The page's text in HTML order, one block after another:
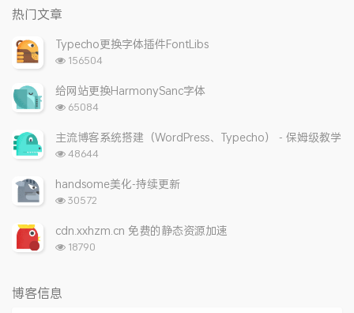
门
文
章
论
热门文章
Typecho更换字体插件FontLibs
浏
次
数:
156504
给网站更换HarmonySanc字体
浏
次
数:
65084
主流博客系统搭建（WordPress、Typecho） - 保姆级教学
浏
次
数:
48644
handsome美化-持续更新
浏
次
数:
30572
cdn.xxhzm.cn 免费的静态资源加速
浏
18790
博客信息